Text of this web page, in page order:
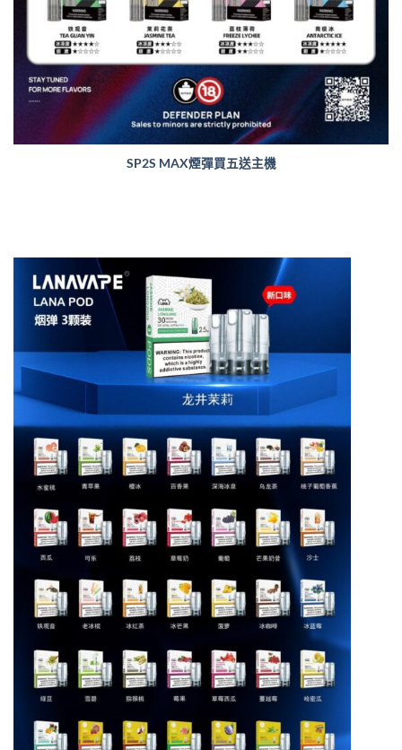
SP2S MAX煙彈買五送主機